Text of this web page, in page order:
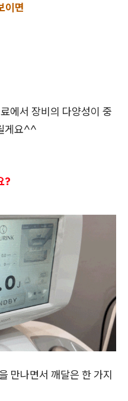
이면
에서 장비의 다양성이 중
게요^^
?
만나면서 깨달은 한 가지